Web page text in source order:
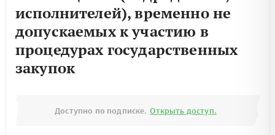
исполнителей), временно не
допускаемых к участию в
процедурах государственных
закупок
Доступно по подписке. Открыть доступ.